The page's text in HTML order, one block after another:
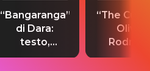
“Bangaranga”
di Dara:
testo,
traduzione e
“The
Olivia
testo,